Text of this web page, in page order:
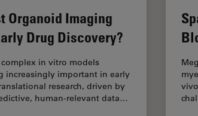
Organoid Imaging
Drug Discovery?
in vitro models
increasingly important in early
research, driven by
human-relevant data…